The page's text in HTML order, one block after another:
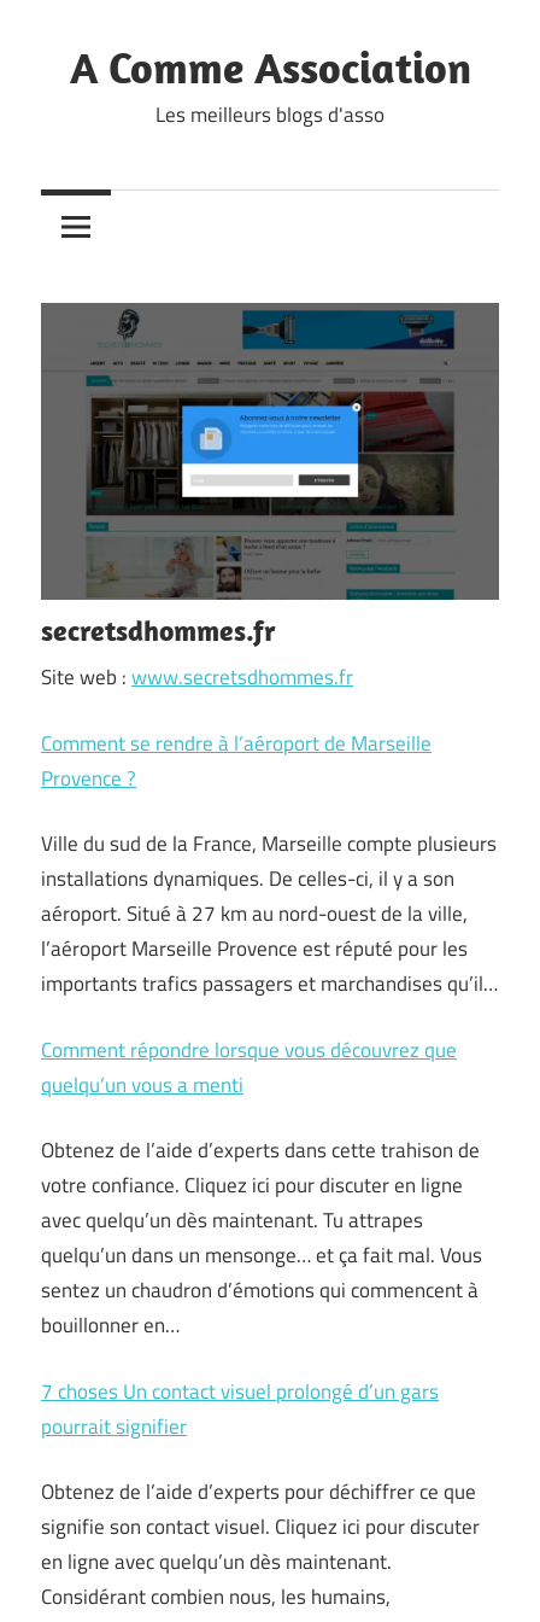
content
A Comme Association
Les meilleurs blogs d'asso
secretsdhommes.fr
Site web :www.secretsdhommes.fr
Comment se rendre à l’aéroport de Marseille
Provence ?
Ville du sud de la France, Marseille compte plusieurs
installations dynamiques. De celles-ci, il y a son
aéroport. Situé à 27 km au nord-ouest de la ville,
l’aéroport Marseille Provence est réputé pour les
importants trafics passagers et marchandises qu’il…
Comment répondre lorsque vous découvrez que
quelqu’un vous a menti
Obtenez de l’aide d’experts dans cette trahison de
votre confiance. Cliquez ici pour discuter en ligne
avec quelqu’un dès maintenant. Tu attrapes
quelqu’un dans un mensonge… et ça fait mal. Vous
sentez un chaudron d’émotions qui commencent à
bouillonner en…
7 choses Un contact visuel prolongé d’un gars
pourrait signifier
Obtenez de l’aide d’experts pour déchiffrer ce que
signifie son contact visuel. Cliquez ici pour discuter
en ligne avec quelqu’un dès maintenant.
Considérant combien nous, les humains,